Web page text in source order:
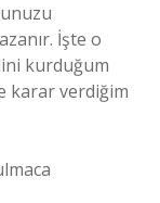
İşte o
kurduğum
karar verdiğim